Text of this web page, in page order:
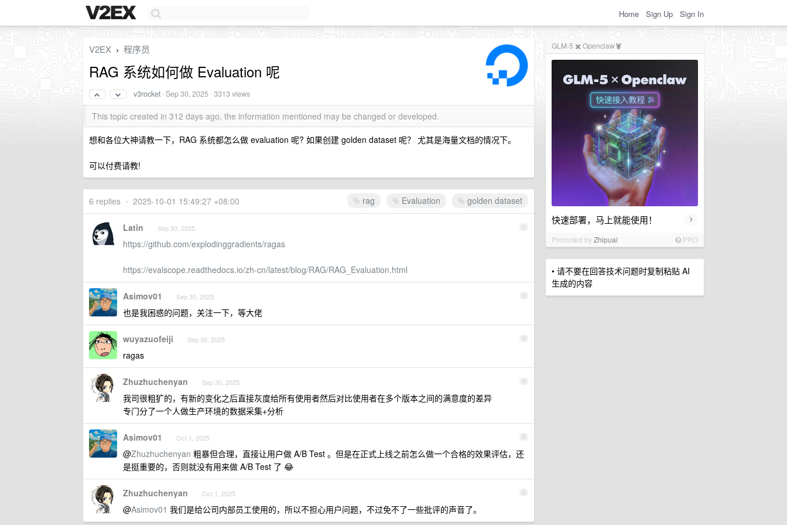
Home Sign Up Sign In
GLM-5 ✖️ Openclaw🦞
快速部署，马上就能使用！ ›
Promoted byZhipuai PRO
• 请不要在回答技术问题时复制粘贴 AI
生成的内容
V2EX › 程序员
RAG 系统如何做 Evaluation 呢
v3rocket ·Sep 30, 2025 · 3313 views
This topic created in 312 days ago, the information mentioned may be changed or developed.
想和各位大神请教一下，RAG 系统都怎么做 evaluation 呢? 如果创建 golden dataset 呢？ 尤其是海量文档的情况下。
可以付费请教!
rag Evaluation golden dataset
6 replies • 2025-10-01 15:49:27 +08:00
1
Latin Sep 30, 2025
https://github.com/explodinggradients/ragas
https://evalscope.readthedocs.io/zh-cn/latest/blog/RAG/RAG_Evaluation.html
2
Asimov01 Sep 30, 2025
也是我困惑的问题，关注一下，等大佬
3
wuyazuofeiji Sep 30, 2025
ragas
4
Zhuzhuchenyan Sep 30, 2025
我司很粗犷的，有新的变化之后直接灰度给所有使用者然后对比使用者在多个版本之间的满意度的差异
专门分了一个人做生产环境的数据采集+分析
5
Asimov01 Oct 1, 2025
@Zhuzhuchenyan 粗暴但合理，直接让用户做 A/B Test 。但是在正式上线之前怎么做一个合格的效果评估，还
是挺重要的，否则就没有用来做 A/B Test 了 😂
6
Zhuzhuchenyan Oct 1, 2025
@Asimov01 我们是给公司内部员工使用的，所以不担心用户问题，不过免不了一些批评的声音了。